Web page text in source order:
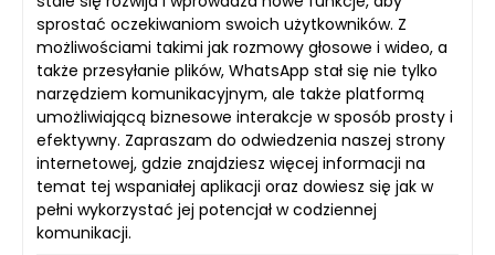
sprostać oczekiwaniom swoich użytkowników. Z
możliwościami takimi jak rozmowy głosowe i wideo, a
także przesyłanie plików, WhatsApp stał się nie tylko
narzędziem komunikacyjnym, ale także platformą
umożliwiającą biznesowe interakcje w sposób prosty i
efektywny. Zapraszam do odwiedzenia naszej strony
internetowej, gdzie znajdziesz więcej informacji na
temat tej wspaniałej aplikacji oraz dowiesz się jak w
pełni wykorzystać jej potencjał w codziennej
komunikacji.